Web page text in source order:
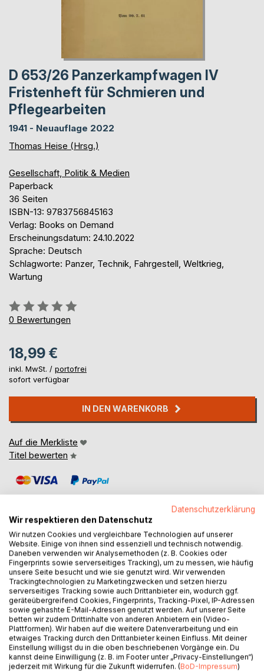
D 653/26 Panzerkampfwagen IV
Fristenheft für Schmieren und
Pflegearbeiten
1941 - Neuauflage 2022
Thomas Heise (Hrsg.)
Gesellschaft, Politik & Medien
Paperback
36 Seiten
ISBN-13: 9783756845163
Verlag: Books on Demand
Erscheinungsdatum: 24.10.2022
Sprache: Deutsch
Schlagworte: Panzer, Technik, Fahrgestell, Weltkrieg,
Wartung
Bewertung::
0%
0 Bewertungen
18,99 €
inkl. MwSt. / portofrei
sofort verfügbar
IN DEN WARENKORB
Auf die Merkliste
Titel bewerten
BESCHREIBUNG
Die Vorschrift D 653/26 "Panzerkampfwagen IV Ausf. A bis
F Fristenheft für Schmieren und Pflegearbeiten" ist ein
unveränderter Nachdruck der militärischen Vorschrift aus
dem Jahr 1941.
In dieser Neuauflage aus dem Jahr 2022 werden die
auszuführenden Tätigkeiten (z.B. Fetten, Ölwechsel,
Schmierplan) gemäß Kilometerstand beschrieben.
Datenschutzerklärung
Wir respektieren den Datenschutz
Wir nutzen Cookies und vergleichbare Technologien auf unserer
Website. Einige von ihnen sind essenziell und technisch notwendig.
Daneben verwenden wir Analysemethoden (z. B. Cookies oder
Fingerprints sowie serverseitiges Tracking), um zu messen, wie häufig
unsere Seite besucht und wie sie genutzt wird. Wir verwenden
Trackingtechnologien zu Marketingzwecken und setzen hierzu
serverseitiges Tracking sowie auch Drittanbieter ein, wodurch ggf.
geräteübergreifend Cookies, Fingerprints, Tracking-Pixel, IP-Adressen
sowie gehashte E-Mail-Adressen genutzt werden. Auf unserer Seite
betten wir zudem Drittinhalte von anderen Anbietern ein (Video-
Plattformen). Wir haben auf die weitere Datenverarbeitung und ein
etwaiges Tracking durch den Drittanbieter keinen Einfluss. Mit deiner
Einstellung willigst du in die oben beschriebenen Vorgänge ein. Du
kannst deine Einwilligung (z. B. im Footer unter „Privacy-Einstellungen“)
jederzeit mit Wirkung für die Zukunft widerrufen. (BoD-Impressum)